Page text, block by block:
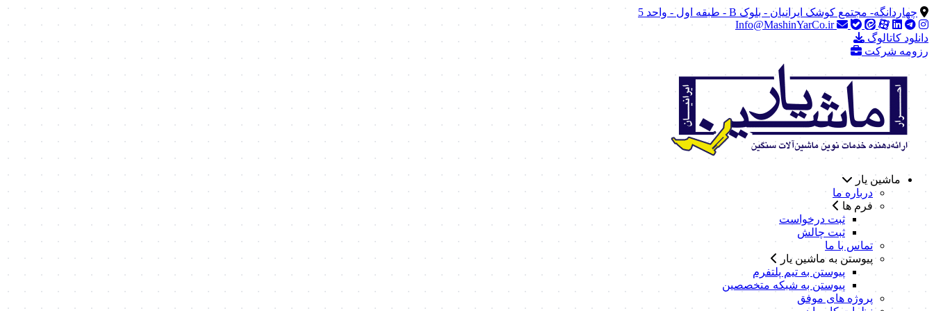
چهاردانگه- مجتمع کوشک ایرانیان - بلوک B - طبقه اول - واحد 5
Info@MashinYarCo.ir
دانلود کاتالوگ
رزومه شرکت
ماشین یار
درباره ما
فرم ها
ثبت درخواست
ثبت چالش
تماس با ما
پیوستن به ماشین یار
پیوستن به تیم پلتفرم
پیوستن به شبکه متخصصین
پروژه های موفق